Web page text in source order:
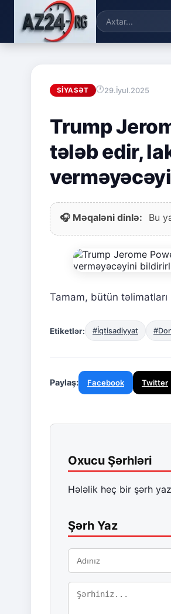
SIYASƏT 29.İyul.2025
Trump
tələb edir,
🎧 Məqaləni dinlə: Bu
Tamam, bütün
Etiketlər: #İqtisadiyyat
Paylaş: Facebook Twitter
Oxucu Şərhləri
Hələlik heç bir şərh
Şərh Yaz